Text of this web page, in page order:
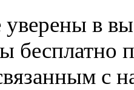
в
с